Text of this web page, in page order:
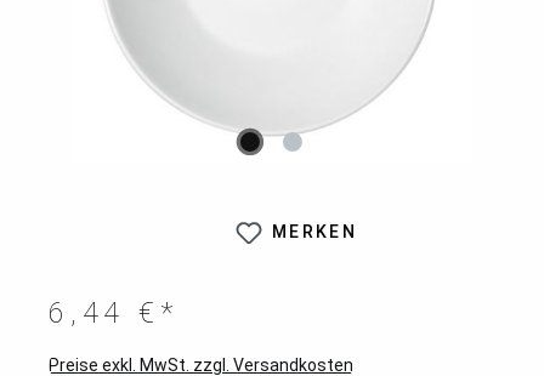
MERKEN
6,44 €*
Preise exkl. MwSt. zzgl. Versandkosten